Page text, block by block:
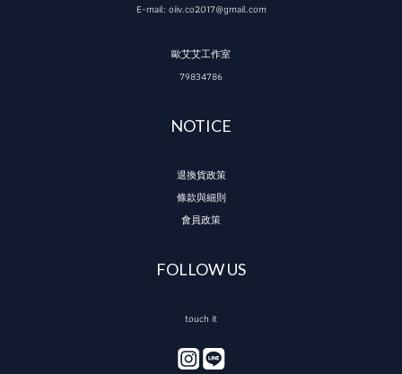
E-mail: oiiv.co2017@gmail.com
歐艾艾工作室
79834786
NOTICE
退換貨政策
條款與細則
會員政策
FOLLOW US
touch it